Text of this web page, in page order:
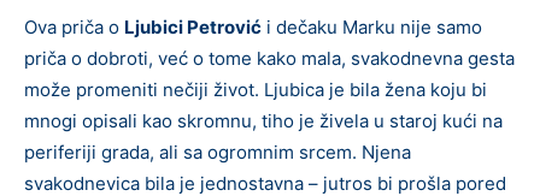
Ova priča o Ljubici Petrović i dečaku Marku nije samo
priča o dobroti, već o tome kako mala, svakodnevna gesta
može promeniti nečiji život. Ljubica je bila žena koju bi
mnogi opisali kao skromnu, tiho je živela u staroj kući na
periferiji grada, ali sa ogromnim srcem. Njena
svakodnevica bila je jednostavna – jutros bi prošla pored